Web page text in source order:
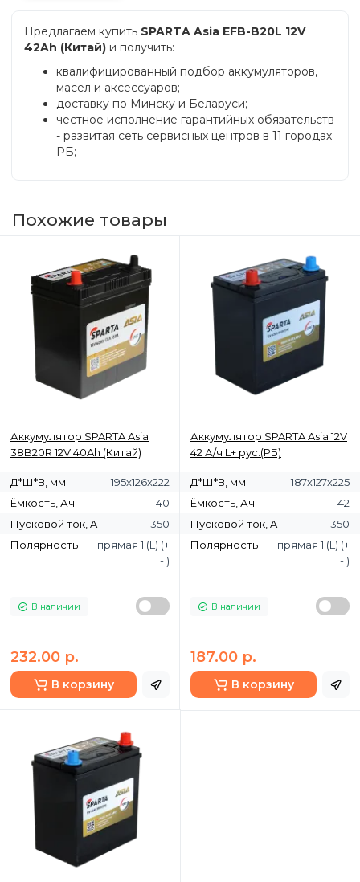
Предлагаем купить SPARTA Asia EFB-B20L 12V
42Ah (Китай) и получить:
квалифицированный подбор аккумуляторов,
масел и аксессуаров;
доставку по Минску и Беларуси;
честное исполнение гарантийных обязательств
- развитая сеть сервисных центров в 11 городах
РБ;
Похожие товары
Аккумулятор SPARTA Asia
38B20R 12V 40Ah (Китай)
Д*Ш*В, мм
195х126х222
Ёмкость, Ач
40
Пусковой ток, A
350
Полярность
прямая 1 (L) (+
- )
В наличии
232.00 р.
В корзину
Аккумулятор SPARTA Asia 12V
42 А/ч L+ рус.(РБ)
Д*Ш*В, мм
187х127х225
Ёмкость, Ач
42
Пусковой ток, A
350
Полярность
прямая 1 (L) (+
- )
В наличии
187.00 р.
В корзину